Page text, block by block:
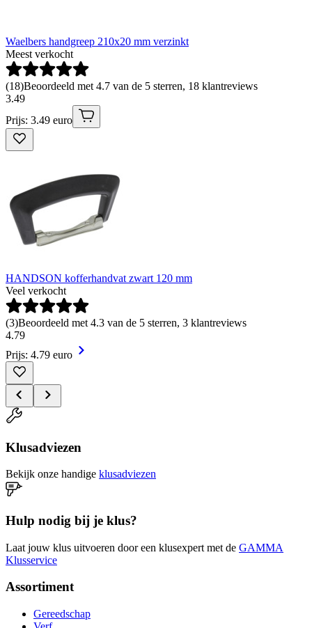
Waelbers handgreep 210x20 mm verzinkt
Meest verkocht
(18)Beoordeeld met 4.7 van de 5 sterren, 18 klantreviews
3.49
Prijs: 3.49 euro
HANDSON kofferhandvat zwart 120 mm
Veel verkocht
(3)Beoordeeld met 4.3 van de 5 sterren, 3 klantreviews
4.79
Prijs: 4.79 euro
Klusadviezen
Bekijk onze handige klusadviezen
Hulp nodig bij je klus?
Laat jouw klus uitvoeren door een klusexpert met de GAMMA
Klusservice
Assortiment
Gereedschap